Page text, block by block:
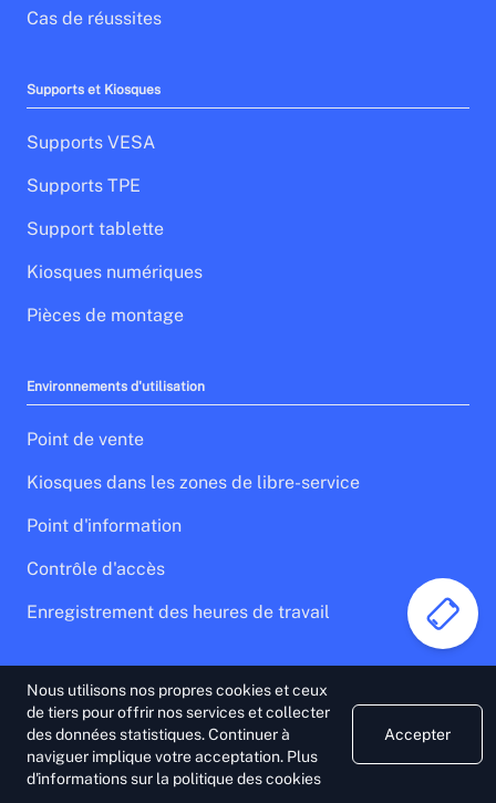
Nous utilisons nos propres cookies et ceux
de tiers pour offrir nos services et collecter
des données statistiques. Continuer à
naviguer implique votre acceptation. Plus
d'informations sur la politique des cookies
Accepter
Cas de réussites
Supports et Kiosques
Supports VESA
Supports TPE
Support tablette
Kiosques numériques
Pièces de montage
Environnements d'utilisation
Point de vente
Kiosques dans les zones de libre-service
Point d'information
Contrôle d'accès
Enregistrement des heures de travail
Note légale
Politique de confidentialité
Politique des cookies